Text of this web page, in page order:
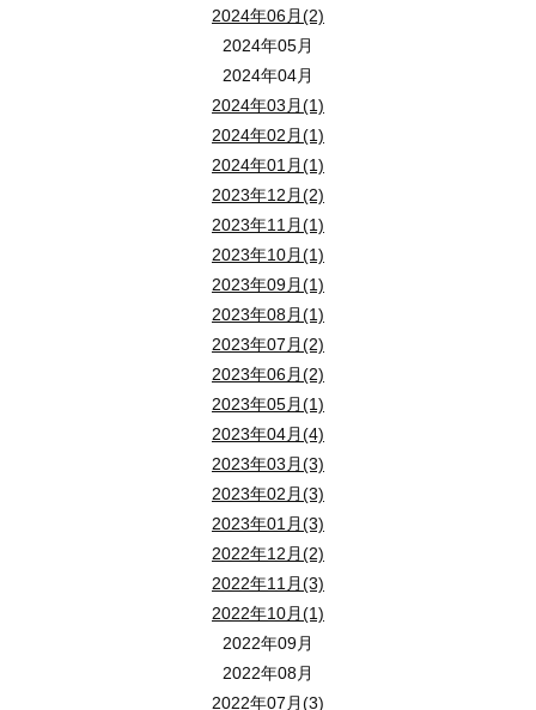
2024年06月(2)
2024年05月
2024年04月
2024年03月(1)
2024年02月(1)
2024年01月(1)
2023年12月(2)
2023年11月(1)
2023年10月(1)
2023年09月(1)
2023年08月(1)
2023年07月(2)
2023年06月(2)
2023年05月(1)
2023年04月(4)
2023年03月(3)
2023年02月(3)
2023年01月(3)
2022年12月(2)
2022年11月(3)
2022年10月(1)
2022年09月
2022年08月
2022年07月(3)